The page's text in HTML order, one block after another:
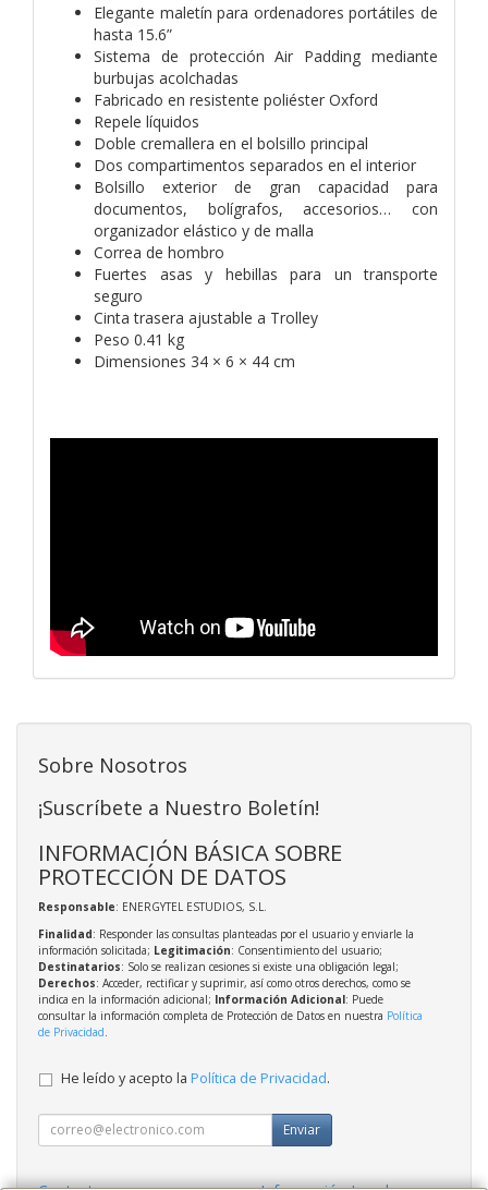
Elegante maletín para ordenadores portátiles de
hasta 15.6”
Sistema de protección Air Padding mediante
burbujas acolchadas
Fabricado en resistente poliéster Oxford
Repele líquidos
Doble cremallera en el bolsillo principal
Dos compartimentos separados en el interior
Bolsillo exterior de gran capacidad para
documentos, bolígrafos, accesorios… con
organizador elástico y de malla
Correa de hombro
Fuertes asas y hebillas para un transporte
seguro
Cinta trasera ajustable a Trolley
Peso 0.41 kg
Dimensiones 34 × 6 × 44 cm
Sobre Nosotros
¡Suscríbete a Nuestro Boletín!
INFORMACIÓN BÁSICA SOBRE
PROTECCIÓN DE DATOS
Responsable: ENERGYTEL ESTUDIOS, S.L.
Finalidad: Responder las consultas planteadas por el usuario y enviarle la
información solicitada; Legitimación: Consentimiento del usuario;
Destinatarios: Solo se realizan cesiones si existe una obligación legal;
Derechos: Acceder, rectificar y suprimir, así como otros derechos, como se
indica en la información adicional; Información Adicional: Puede
consultar la información completa de Protección de Datos en nuestra Política
de Privacidad.
He leído y acepto la Política de Privacidad.
Enviar